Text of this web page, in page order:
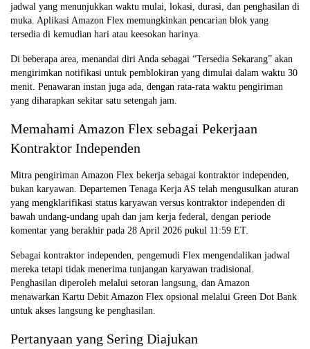
jadwal yang menunjukkan waktu mulai, lokasi, durasi, dan penghasilan di
muka. Aplikasi Amazon Flex memungkinkan pencarian blok yang
tersedia di kemudian hari atau keesokan harinya.
Di beberapa area, menandai diri Anda sebagai “Tersedia Sekarang” akan
mengirimkan notifikasi untuk pemblokiran yang dimulai dalam waktu 30
menit. Penawaran instan juga ada, dengan rata-rata waktu pengiriman
yang diharapkan sekitar satu setengah jam.
Memahami Amazon Flex sebagai Pekerjaan
Kontraktor Independen
Mitra pengiriman Amazon Flex bekerja sebagai kontraktor independen,
bukan karyawan. Departemen Tenaga Kerja AS telah mengusulkan aturan
yang mengklarifikasi status karyawan versus kontraktor independen di
bawah undang-undang upah dan jam kerja federal, dengan periode
komentar yang berakhir pada 28 April 2026 pukul 11:59 ET.
Sebagai kontraktor independen, pengemudi Flex mengendalikan jadwal
mereka tetapi tidak menerima tunjangan karyawan tradisional.
Penghasilan diperoleh melalui setoran langsung, dan Amazon
menawarkan Kartu Debit Amazon Flex opsional melalui Green Dot Bank
untuk akses langsung ke penghasilan.
Pertanyaan yang Sering Diajukan